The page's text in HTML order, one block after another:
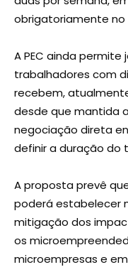
obrigatoriamente no
A PEC ainda
trabalhadores com
recebem,
desde que mantida
negociação direta
definir a duração do
A proposta prevê
poderá estabelecer
mitigação dos
os
microempresas e